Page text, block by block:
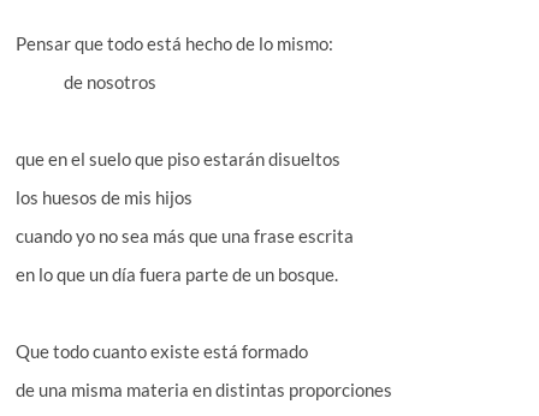
Pensar que todo está hecho de lo mismo:
de nosotros
que en el suelo que piso estarán disueltos
los huesos de mis hijos
cuando yo no sea más que una frase escrita
en lo que un día fuera parte de un bosque.
Que todo cuanto existe está formado
de una misma materia en distintas proporciones